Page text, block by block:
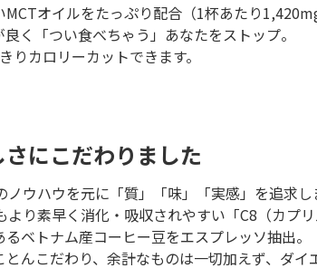
MCTオイルをたっぷり配合（1杯あたり
く「つい食べちゃう」あなたをストップ。
りカロリーカットできます。
にこだわりました
ノウハウを元に「質」「味」「実感」を追求し
より素早く消化・吸収されやすい「C8（カプ
ベトナム産コーヒー豆をエスプレッソ抽出。
んこだわり、余計なものは一切加えず、ダイ